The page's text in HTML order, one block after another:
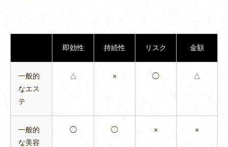
即効性 持続性 リスク 金額
一般的
なエス
テ
△ × ◯ △
一般的
な美容
◯ ◯ × ×